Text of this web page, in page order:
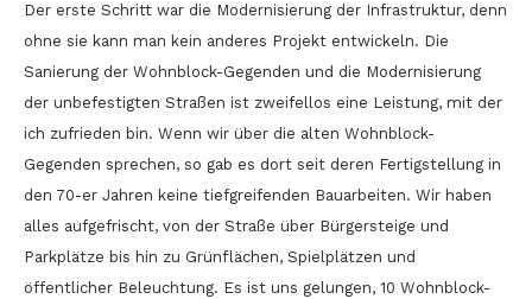
Der erste Schritt war die Modernisierung der Infrastruktur, denn
ohne sie kann man kein anderes Projekt entwickeln. Die
Sanierung der Wohnblock-Gegenden und die Modernisierung
der unbefestigten Straßen ist zweifellos eine Leistung, mit der
ich zufrieden bin. Wenn wir über die alten Wohnblock-
Gegenden sprechen, so gab es dort seit deren Fertigstellung in
den 70-er Jahren keine tiefgreifenden Bauarbeiten. Wir haben
alles aufgefrischt, von der Straße über Bürgersteige und
Parkplätze bis hin zu Grünflächen, Spielplätzen und
öffentlicher Beleuchtung. Es ist uns gelungen, 10 Wohnblock-